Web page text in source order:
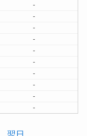
-
-
-
-
-
-
-
-
-
-